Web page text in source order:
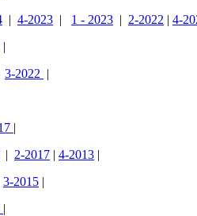
| 4-2023 | 1 - 2023 | 2-2022 | 4-
|
3-2022 |
|
| 2-2017 | 4-2013 |
3-2015 |
|